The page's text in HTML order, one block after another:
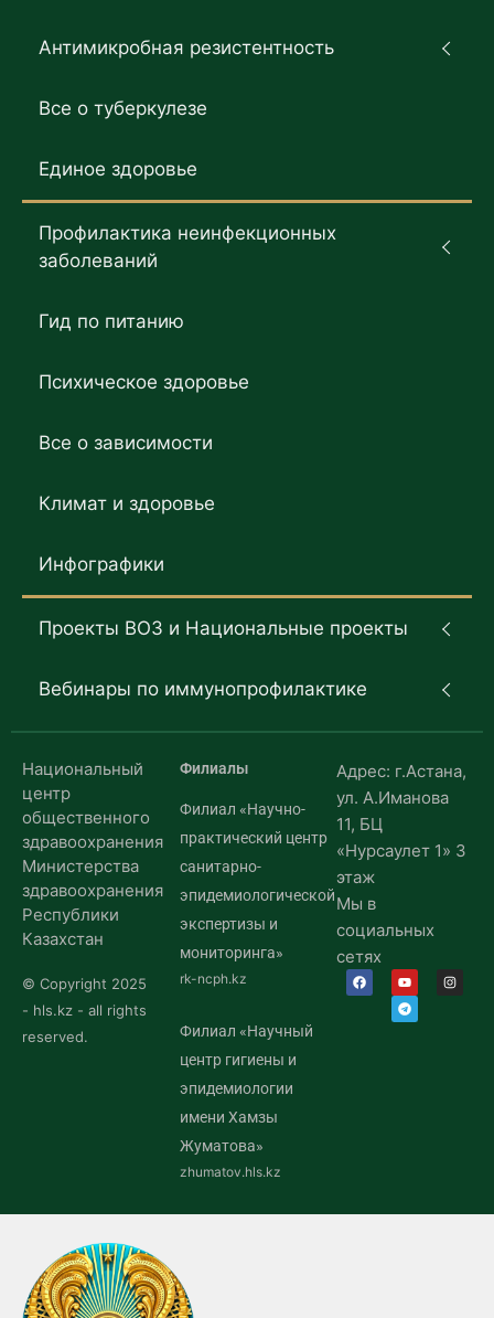
Антимикробная резистентность
Все о туберкулезе
Единое здоровье
Профилактика неинфекционных
заболеваний
Гид по питанию
Психическое здоровье
Все о зависимости
Климат и здоровье
Инфографики
Проекты ВОЗ и Национальные проекты
Вебинары по иммунопрофилактике
Национальный
центр
общественного
здравоохранения
Министерства
здравоохранения
Республики
Казахстан
© Copyright 2025
- hls.kz - all rights
reserved.
Филиалы
Филиал «Научно-
практический центр
санитарно-
эпидемиологической
экспертизы и
мониторинга»
rk-ncph.kz
Филиал «Научный
центр гигиены и
эпидемиологии
имени Хамзы
Жуматова»
zhumatov.hls.kz
Адрес: г.Астана,
ул. А.Иманова
11, БЦ
«Нурсаулет 1» 3
этаж
Мы в
социальных
сетях